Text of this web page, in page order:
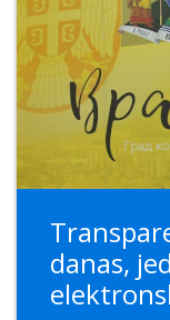
danas,